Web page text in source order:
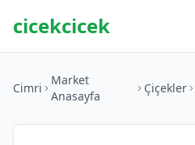
cicekcicek
Cimri
Market
Anasayfa
Çiçekler